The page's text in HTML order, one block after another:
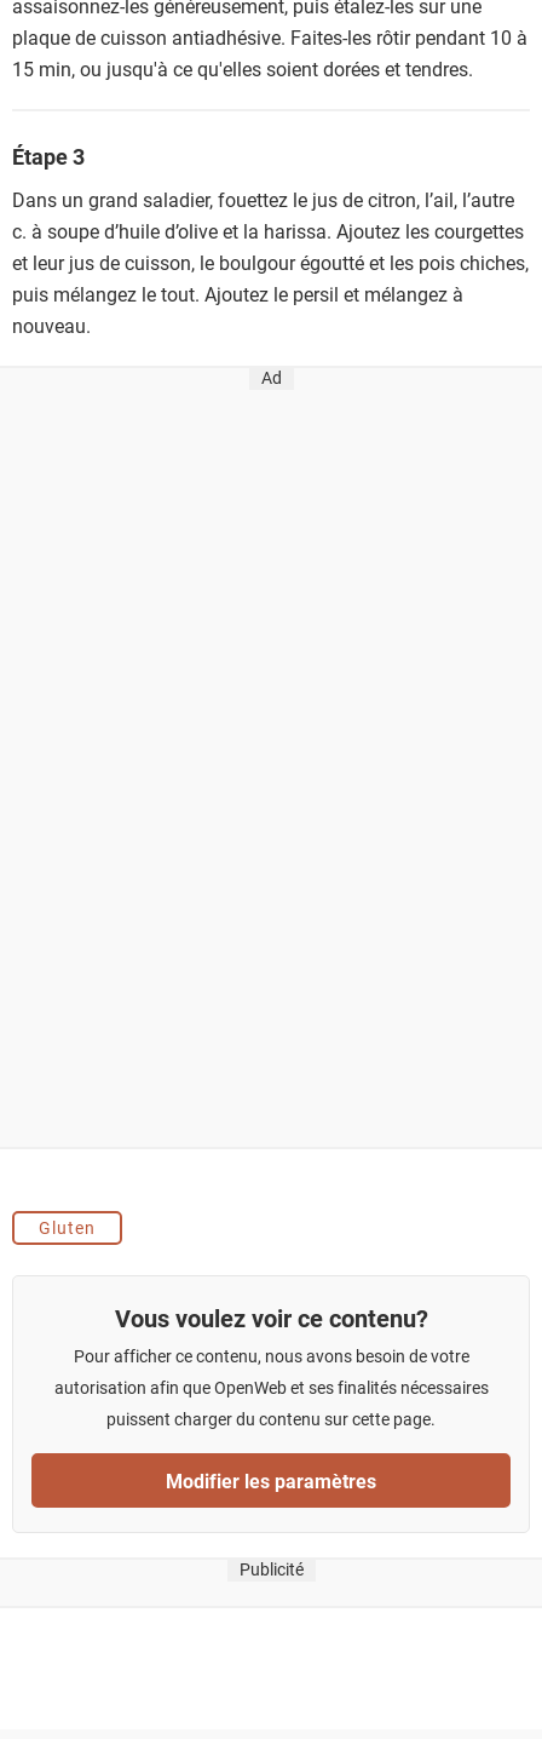
assaisonnez-les généreusement, puis étalez-les sur une
plaque de cuisson antiadhésive. Faites-les rôtir pendant 10 à
15 min, ou jusqu'à ce qu'elles soient dorées et tendres.
Étape 3
Dans un grand saladier, fouettez le jus de citron, l’ail, l’autre
c. à soupe d’huile d’olive et la harissa. Ajoutez les courgettes
et leur jus de cuisson, le boulgour égoutté et les pois chiches,
puis mélangez le tout. Ajoutez le persil et mélangez à
nouveau.
Ad
Gluten
Vous voulez voir ce contenu?
Pour afficher ce contenu, nous avons besoin de votre
autorisation afin que OpenWeb et ses finalités nécessaires
puissent charger du contenu sur cette page.
Modifier les paramètres
Publicité